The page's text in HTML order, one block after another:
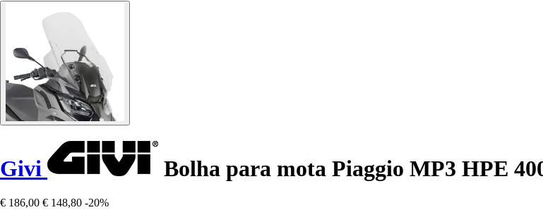
Givi Bolha para mota Piaggio MP3 HPE
€ 186,00 € 148,80 -20%